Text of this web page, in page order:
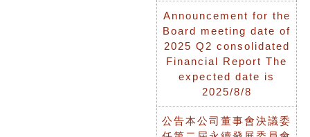
Announcement for the
Board meeting date of
2025 Q2 consolidated
Financial Report The
expected date is
2025/8/8
公告本公司董事會決議委